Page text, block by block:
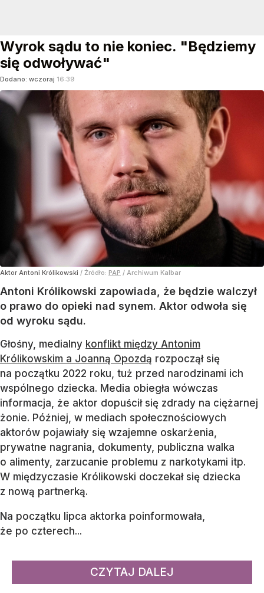
Wyrok sądu to nie koniec. "Będziemy
się odwoływać"
Dodano: wczoraj 16:39
Aktor Antoni Królikowski / Źródło: PAP / Archiwum Kalbar
Antoni Królikowski zapowiada, że będzie walczył
o prawo do opieki nad synem. Aktor odwoła się
od wyroku sądu.
Głośny, medialny konflikt między Antonim
Królikowskim a Joanną Opozdą rozpoczął się
na początku 2022 roku, tuż przed narodzinami ich
wspólnego dziecka. Media obiegła wówczas
informacja, że aktor dopuścił się zdrady na ciężarnej
żonie. Później, w mediach społecznościowych
aktorów pojawiały się wzajemne oskarżenia,
prywatne nagrania, dokumenty, publiczna walka
o alimenty, zarzucanie problemu z narkotykami itp.
W międzyczasie Królikowski doczekał się dziecka
z nową partnerką.
Na początku lipca aktorka poinformowała,
że po czterech...
CZYTAJ DALEJ